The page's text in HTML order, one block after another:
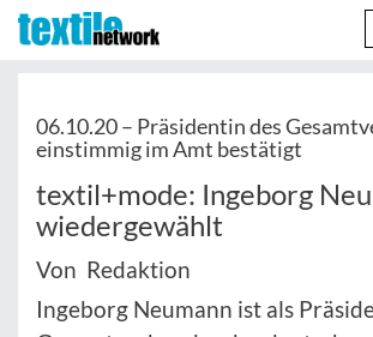
06.10.20 – Präsidentin des
einstimmig im Amt bestätigt
textil+mode: Ingeborg
wiedergewählt
Von Redaktion
Ingeborg Neumann ist als